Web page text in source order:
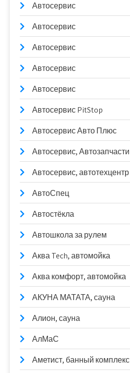
Автосервис
Автосервис
Автосервис
Автосервис
Автосервис
Автосервис PitStop
Автосервис Авто Плюс
Автосервис, Автозапчасти
Автосервис, автотехцентр
АвтоСпец
Автостёкла
Автошкола за рулем
Аква Tech, автомойка
Аква комфорт, автомойка
АКУНА МАТАТА, сауна
Алион, сауна
АлМаС
Аметист, банный комплекс